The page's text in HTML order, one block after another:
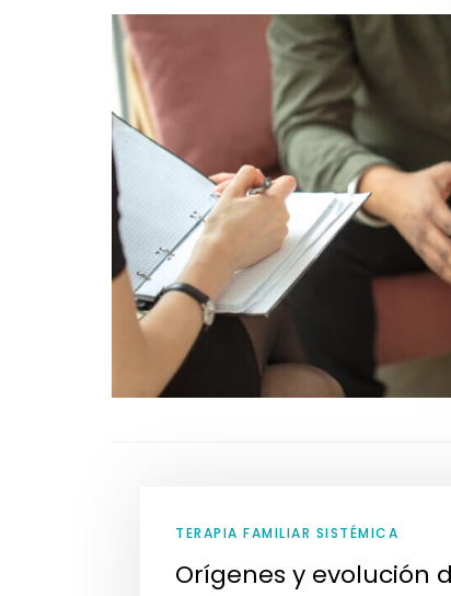
TERAPIA FAMILIAR SISTÉMICA
Orígenes y evolución